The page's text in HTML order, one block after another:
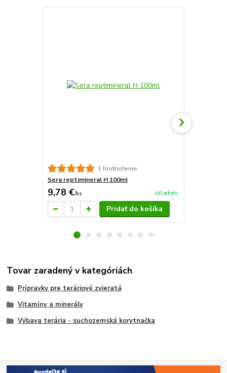
1 hodnotenie
Sera reptimineral H 100ml
9,78 €/ks skladom
Pridať do košíka
Tovar zaradený v kategóriách
Prípravky pre teráriové zvieratá
Vitamíny a minerály
Výbava terária - suchozemská korytnačka